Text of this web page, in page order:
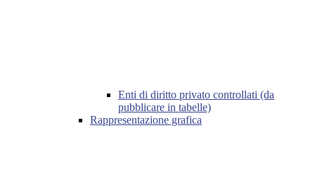
Enti di diritto privato controllati (da
pubblicare in tabelle)
Rappresentazione grafica